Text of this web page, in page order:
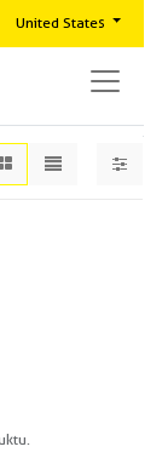
United States